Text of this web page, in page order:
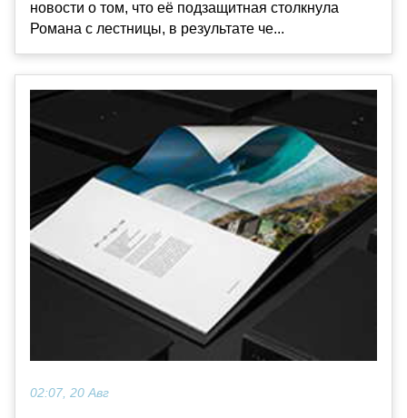
новости о том, что её подзащитная столкнула
Романа с лестницы, в результате че...
02:07, 20 Авг